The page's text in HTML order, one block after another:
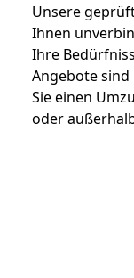
Unsere
Ihnen
Ihre
Angebote
Sie einen
oder